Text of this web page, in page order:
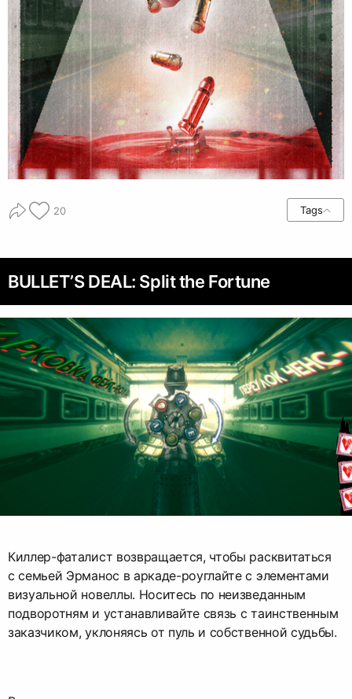
20 Tags
BULLET’S DEAL: Split the Fortune
Киллер-фаталист возвращается, чтобы расквитаться
с семьей Эрманос в аркаде-роуглайте с элементами
визуальной новеллы. Носитесь по неизведанным
подворотням и устанавливайте связь с таинственным
заказчиком, уклоняясь от пуль и собственной судьбы.